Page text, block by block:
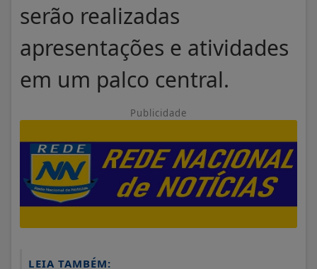
serão realizadas
apresentações e atividades
em um palco central.
Publicidade
LEIA TAMBÉM: